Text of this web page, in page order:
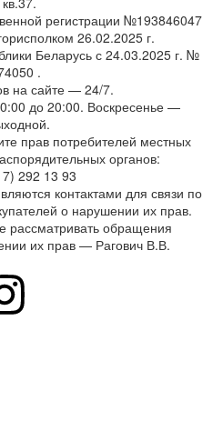
регистрации №193846047
26.02.2025 г.
Беларусь с 24.03.2025 г. №
.
на сайте — 24/7.
до 20:00. Воскресенье —
прав потребителей местных
органов:
292 13 93
контактами для связи по
о нарушении их прав.
рассматривать обращения
их прав — Рагович В.В.